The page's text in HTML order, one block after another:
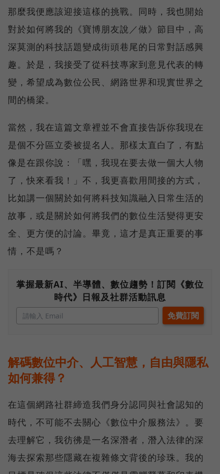
那麼我便應該迎接這樣的挑戰。同時，我也開始
對於如何將我的《寶博朋友說／做》節目中，高
深莫測的科技話題變成街頭巷尾的日常對話感興
趣。於是，我接受了從科技專家到意見代表的轉
變，希望成為數位公民、網路世界和現實世界之
間的橋梁。
當然，我在這篇文章裡並不會直接告訴你我現在
是個不分區立委被提名人。那樣太直白了，有點
像是在跟你說：「嘿，我現在要去做一個大人物
了，快來看我！」不，我更喜歡用間接的方式，
比如講一個關於如何將科技知識融入日常生活的
故事，或是關於如何將我們的數位生活變得更安
全、更方便的討論。畢竟，這才是真正重要的事
情，不是嗎？
掌握最新AI、半導體、數位趨勢！訂閱《數位
時代》日報及社群活動訊息
解碼數位中介、人工智慧，自由與隱私
如何兼得？
在這個網路社群締造我們身分認同與社會認知的
時代，不可能不去關心《數位中介服務法》。要
去理解它，我彷彿是一名深潛者，潛入法律的深
海去探索那些隱藏在複雜條文背後的珍珠。我的